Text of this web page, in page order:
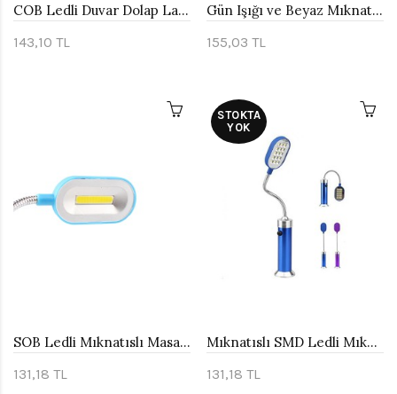
COB Ledli Duvar Dolap Lambası Wt-382
143,10 TL
Gün Işığı ve Beyaz Mıknatıslı Pilli Lamba Wt-324
155,03 TL
SOB Ledli Mıknatıslı Masa Lambası Watton Wt-320
131,18 TL
STOKTA
YOK
Mıknatıslı SMD Ledli Mıknatıslı Lamba Watton Wt-312
131,18 TL